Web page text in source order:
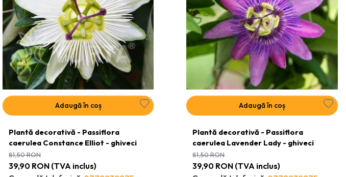
Adaugă în coș
Plantă decorativă - Passiflora
caerulea Constance Elliot - ghiveci
39,90 RON(TVA inclus)
81,50RON
Adaugă în coș
Plantă decorativă - Passiflora
caerulea Lavender Lady - ghiveci
39,90 RON (TVA inclus)
81,50RON